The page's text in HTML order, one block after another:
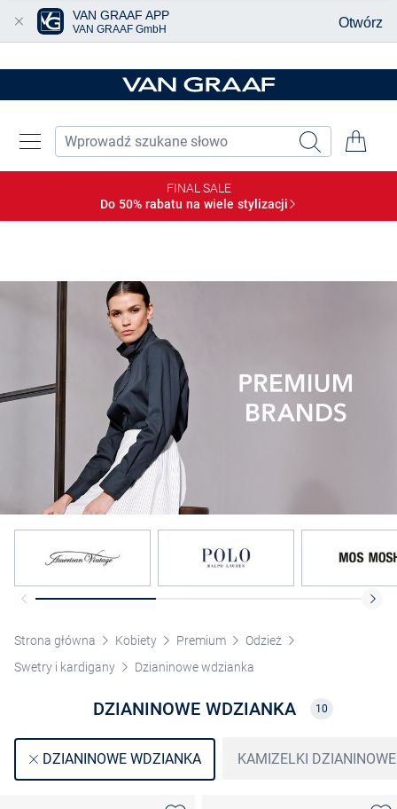
FINAL SALE
Do 50% rabatu na wiele stylizacji
Strona główna Kobiety Premium
Odzież
Swetry i kardigany
Dzianinowe wdzianka
DZIANINOWE WDZIANKA 10
DZIANINOWE WDZIANKA KAMIZELKI DZIANINOWE
VAN GRAAF APP
VAN GRAAF GmbH Otwórz